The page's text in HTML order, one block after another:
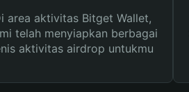
area aktivitas Bitget Wallet,
telah menyiapkan berbagai
aktivitas airdrop untukmu